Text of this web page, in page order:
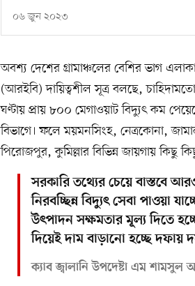
০৬ জুন ২০২৩
অবশ্য দেশের গ্রামাঞ্চলের বেশির ভাগ
(আরইবি) দায়িত্বশীল সূত্র বলছে,
ঘণ্টায় প্রায় ৮০০ মেগাওয়াট বিদ্যুৎ কম
বিভাগে। ফলে ময়মনসিংহ, নেত্রকোনা,
পিরোজপুর, কুমিল্লার বিভিন্ন জায়গায় কিছু
সরকারি তথ্যের চেয়ে বাস্তবে
নিরবচ্ছিন্ন বিদ্যুৎ সেবা পাওয়া
উৎপাদন সক্ষমতার মূল্য দিতে
দিয়েই দাম বাড়ানো হচ্ছে দফায়
ক্যাব জ্বালানি উপদেষ্টা এম